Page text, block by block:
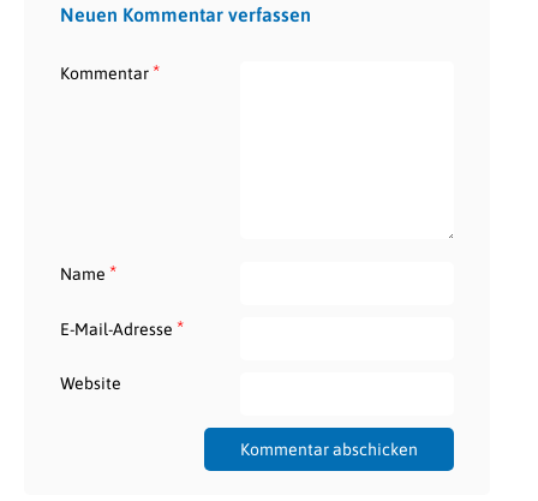
Neuen Kommentar verfassen
Kommentar*
Name *
E-Mail-Adresse *
Website